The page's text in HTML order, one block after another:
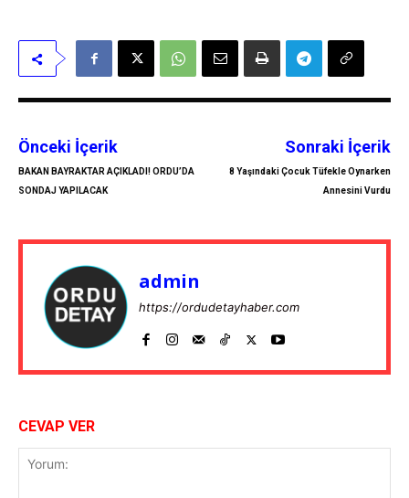
Önceki İçerik
BAKAN BAYRAKTAR AÇIKLADI! ORDU’DA
SONDAJ YAPILACAK
Sonraki İçerik
8 Yaşındaki Çocuk Tüfekle Oynarken
Annesini Vurdu
admin
https://ordudetayhaber.com
CEVAP VER